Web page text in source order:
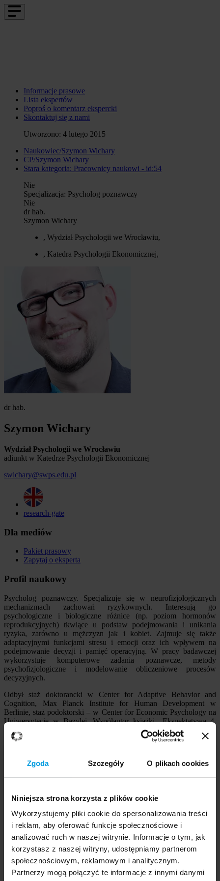
Zgoda Szczegóły O plikach cookies
Niniejsza strona korzysta z plików cookie
Wykorzystujemy pliki cookie do spersonalizowania treści
i reklam, aby oferować funkcje społecznościowe i
analizować ruch w naszej witrynie. Informacje o tym, jak
korzystasz z naszej witryny, udostępniamy partnerom
społecznościowym, reklamowym i analitycznym.
Partnerzy mogą połączyć te informacje z innymi danymi
Informacje prasowe
Lista ekspertów
Poproś o komentarz ekspercki
Skontaktuj się z nami
Utworzono: 4 lutego 2015
Naukowiec/Szymon Wichary
CP/Szymon Wichary
Stara kategoria: Pracownicy naukowi - id:54
Nie
Specjalizacja: Psycholog poznawczy
Nie
dr hab.
Szymon Wichary
, Wydział Psychologii we Wrocławiu,
, Katedra Psychologii Ekonomicznej,
dr hab.
Szymon Wichary
Wydział Psychologii we Wrocławiu
adiunkt w Katedrze Psychologii Ekonomicznej
swichary@swps.edu.pl
research-gate
Dla mediów
Pakiet prasowy
Zapytaj o eksperta
Profil naukowy
Psycholog poznawczy. Specjalizuje się w neurofizjologicznych
mechanizmach zachowań ryzykownych. Interesują go
psychologiczne i biologiczne różnice (np. poziom hormonów
reprodukcyjnych) tkwiące u podstaw podejmowania i unikania
ryzyka, zarówno u mężczyzn jak i kobiet. Zajmuje się także
adaptacyjnymi funkcjami stresu i emocji oraz ich wpływem na
podejmowanie decyzji i pamięć operacyjną. W pracy badawczej
wykorzystuje komputerowe zadania poznawcze, metody
psychofizjologiczne i modelowanie obliczeniowe procesów
decyzyjnych.
Odbył staż doktorancki w Center for Adaptive Behavior and
Cognition, Max Planck Institute for Human Development w
Berlinie, staż podoktorski – w Center for Economic Psychology na
Uniwersytecie w Bazylei. Współautor książki „Ekspektatywa_4.
Zmagania umysłu ze światem. Gry losowe” (2010), autor wielu
artykułów naukowych dotyczących m.in. strategii podejmowania
Bio in English
Publikacje
Projekty
Współpraca
Research Gate
Dla mediów
Zapytaj o eksperta